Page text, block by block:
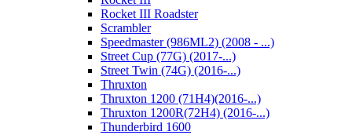
Rocket III Roadster
Scrambler
Speedmaster (986ML2) (2008 - ...)
Street Cup (77G) (2017-...)
Street Twin (74G) (2016-...)
Thruxton
Thruxton 1200 (71H4)(2016-...)
Thruxton 1200R(72H4) (2016-...)
Thunderbird 1600